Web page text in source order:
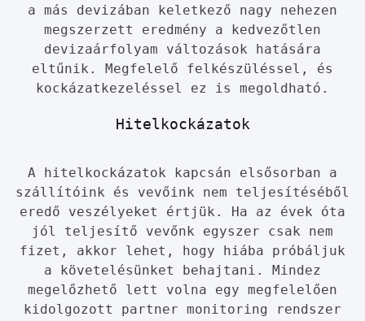
a más devizában keletkező nagy nehezen
megszerzett eredmény a kedvezőtlen
devizaárfolyam változások hatására
eltűnik. Megfelelő felkészüléssel, és
kockázatkezeléssel ez is megoldható.
Hitelkockázatok
A hitelkockázatok kapcsán elsősorban a
szállítóink és vevőink nem teljesítéséből
eredő veszélyeket értjük. Ha az évek óta
jól teljesítő vevőnk egyszer csak nem
fizet, akkor lehet, hogy hiába próbáljuk
a követelésünket behajtani. Mindez
megelőzhető lett volna egy megfelelően
kidolgozott partner monitoring rendszer